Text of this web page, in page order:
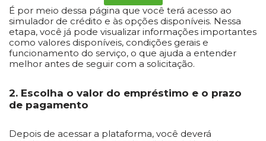
É por meio dessa página que você terá acesso ao
simulador de crédito e às opções disponíveis. Nessa
etapa, você já pode visualizar informações importantes
como valores disponíveis, condições gerais e
funcionamento do serviço, o que ajuda a entender
melhor antes de seguir com a solicitação.
2. Escolha o valor do empréstimo e o prazo
de pagamento
Depois de acessar a plataforma, você deverá